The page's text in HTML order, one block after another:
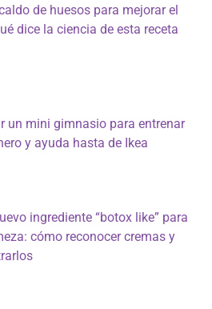
de huesos para mejorar el
dice la ciencia de esta receta
un mini gimnasio para entrenar
y ayuda hasta de Ikea
ingrediente “botox like” para
cómo reconocer cremas y